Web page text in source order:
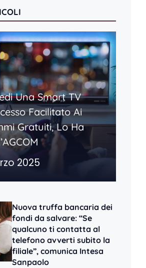
Una Smart TV
Facilitato Ai
Gratuiti, Lo Ha
2025
Nuova truffa bancaria dei
fondi da salvare: “Se
qualcuno ti contatta al
telefono avverti subito la
filiale”, comunica Intesa
Sanpaolo